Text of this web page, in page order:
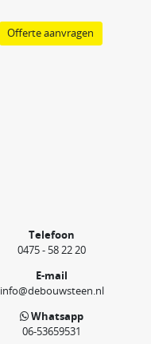
Offerte aanvragen
Telefoon
0475 - 58 22 20
E-mail
info@debouwsteen.nl
Whatsapp
06-53659531